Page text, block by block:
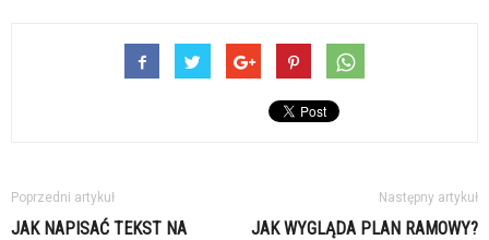
Poprzedni artykuł
JAK NAPISAĆ TEKST NA
Następny artykuł
JAK WYGLĄDA PLAN RAMOWY?